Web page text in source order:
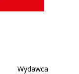
Wydawca